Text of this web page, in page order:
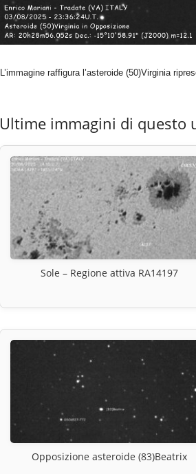
L’immagine raffigura l’asteroide (50)Virginia
Ultime immagini di questo
Sole – Regione attiva RA14197
Opposizione asteroide (83)Beatrix